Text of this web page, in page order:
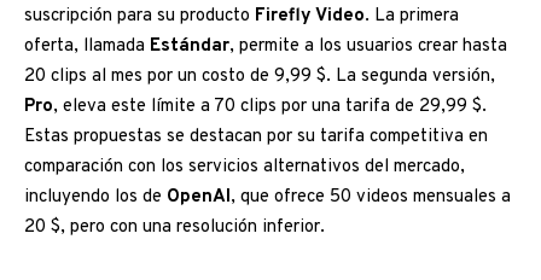
suscripción para su producto Firefly Video. La primera
oferta, llamada Estándar, permite a los usuarios crear hasta
20 clips al mes por un costo de 9,99 $. La segunda versión,
Pro, eleva este límite a 70 clips por una tarifa de 29,99 $.
Estas propuestas se destacan por su tarifa competitiva en
comparación con los servicios alternativos del mercado,
incluyendo los de OpenAI, que ofrece 50 videos mensuales a
20 $, pero con una resolución inferior.